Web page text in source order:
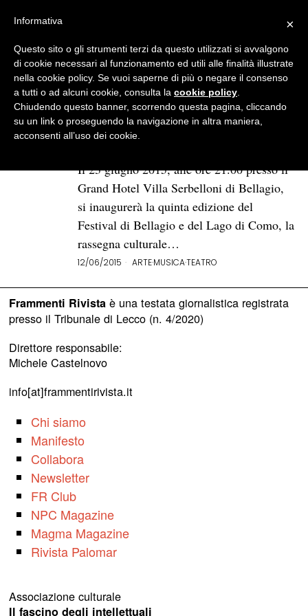
BROWSE TAG
Lenno
Festival di Bellagio e del Lago
di Como 2015:
«Musica di qualità, non
Il 23 giugno 2015, alle ore 21.00 presso il
Grand Hotel Villa Serbelloni di Bellagio,
si inaugurerà la quinta edizione del
Festival di Bellagio e del Lago di Como, la
rassegna culturale…
12/06/2015 ARTE·MUSICA·TEATRO
Frammenti Rivistaè una testata giornalistica registrata
presso il Tribunale di Lecco (n. 4/2020)
Direttore responsabile:
Michele Castelnovo
info[at]frammentirivista.it
Chi siamo
Manifesto
Collabora
Newsletter
FR Club
NPC Magazine
Magma Magazine
Rivista Palomar
Associazione culturale
Il fascino degli intellettuali
×
Informativa
Questo sito o gli strumenti terzi da questo utilizzati si avvalgono
di cookie necessari al funzionamento ed utili alle finalità illustrate
nella cookie policy. Se vuoi saperne di più o negare il consenso
a tutti o ad alcuni cookie, consulta la cookie policy
Chiudendo questo banner, scorrendo questa pagina, cliccando
su un link o proseguendo la navigazione in altra maniera,
acconsenti all’uso dei cookie.